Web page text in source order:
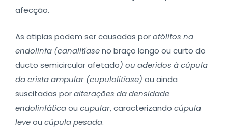
afecção.
As atipias podem ser causadas porotólitos na
endolinfa (canalitíaseno braço longo ou curto do
ducto semicircular afetado) ou aderidos à cúpula
da crista ampular (cupulolitíase) ou ainda
suscitadas poralterações da densidade
endolinfáticaou cupular, caracterizando cúpula
leveou cúpula pesada.